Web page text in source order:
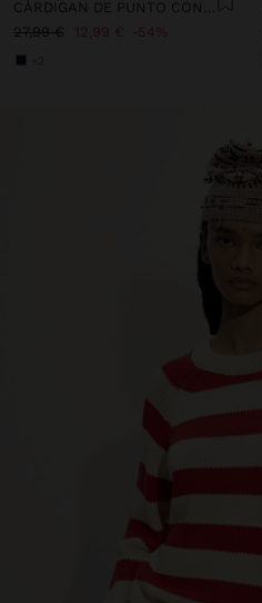
CÁRDIGAN DE PUNTO CON VOLANTES
27,99 €
12,99 € 54%